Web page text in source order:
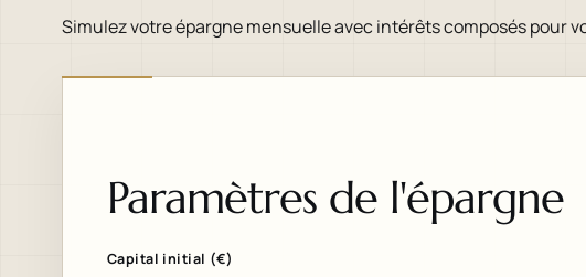
Simulez votre épargne mensuelle avec intérêts composés pour
Paramètres de l'épargne
Capital initial (€)